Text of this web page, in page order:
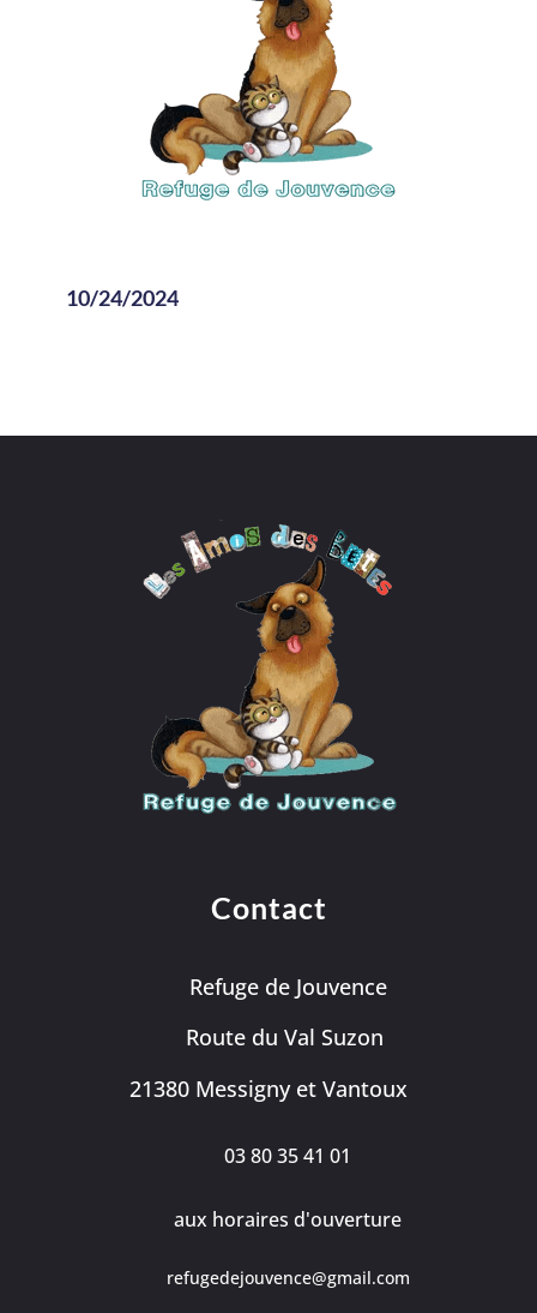
10/24/2024
Contact
Refuge de Jouvence
Route du Val Suzon
21380 Messigny et Vantoux
03 80 35 41 01
aux horaires d'ouverture
refugedejouvence@gmail.com